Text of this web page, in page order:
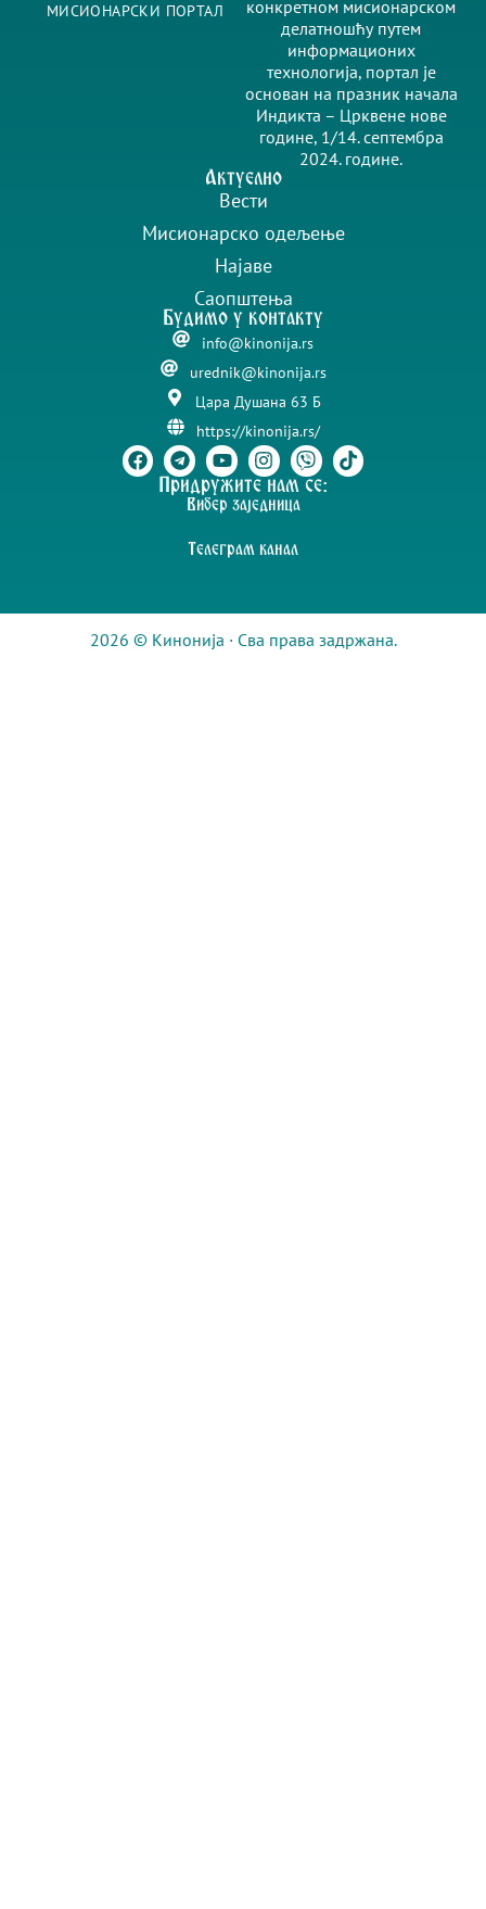
МИСИОНАРСКИ ПОРТАЛ
конкретном мисионарском
делатношћу путем
информационих
технологија, портал је
основан на празник начала
Индикта – Црквене нове
године, 1/14. септембра
2024. године.
Актуелно
Вести
Мисионарско одељење
Најаве
Саопштења
Будимо у контакту
info@kinonija.rs
urednik@kinonija.rs
Цара Душана 63 Б
https://kinonija.rs/
Придружите нам се:
Вибер заједница
Телеграм канал
2026 © Кинонија · Сва права задржана.